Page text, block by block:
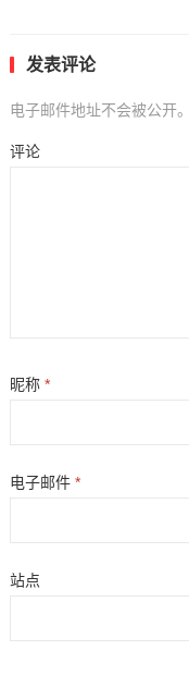
发表评论
电子邮件地址不会被公开。
评论
昵称 *
电子邮件 *
站点